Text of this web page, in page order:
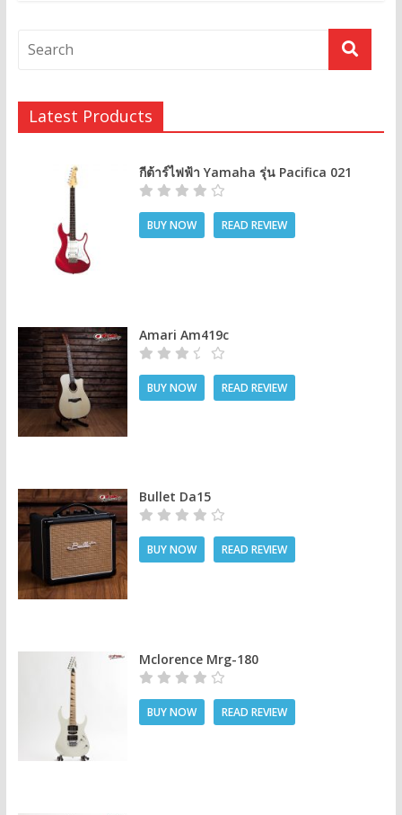
Latest Products
กีต้าร์ไฟฟ้า Yamaha รุ่น Pacifica 021
BUY NOW READ REVIEW
Amari Am419c
BUY NOW READ REVIEW
Bullet Da15
BUY NOW READ REVIEW
Mclorence Mrg-180
BUY NOW READ REVIEW